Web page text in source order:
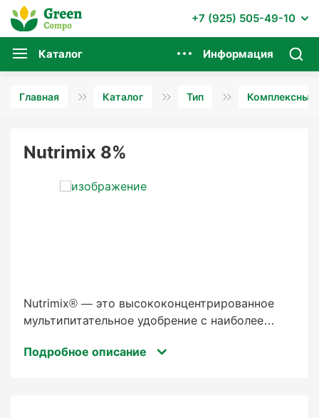
+7 (925) 505-49-10
Каталог Информация
Главная Каталог Тип Комплексные
Nutrimix 8%
Nutrimix® — это высококонцентрированное
мультипитательное удобрение с наиболее
специально разработанное для
Подробное описание